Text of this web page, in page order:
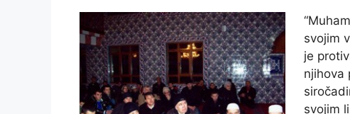
svojim
je
njihova
svojim